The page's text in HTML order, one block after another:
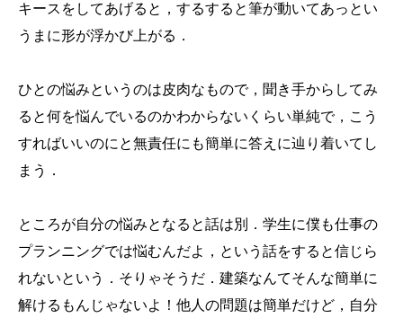
キースをしてあげると，するすると筆が動いてあっとい
うまに形が浮かび上がる．
ひとの悩みというのは皮肉なもので，聞き手からしてみ
ると何を悩んでいるのかわからないくらい単純で，こう
すればいいのにと無責任にも簡単に答えに辿り着いてし
まう．
ところが自分の悩みとなると話は別．学生に僕も仕事の
プランニングでは悩むんだよ，という話をすると信じら
れないという．そりゃそうだ．建築なんてそんな簡単に
解けるもんじゃないよ！他人の問題は簡単だけど，自分